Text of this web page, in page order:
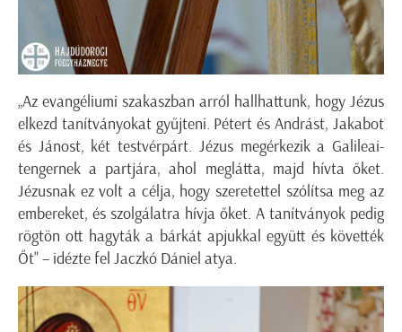
„Az evangéliumi szakaszban arról hallhattunk, hogy Jézus
elkezd tanítványokat gyűjteni. Pétert és Andrást, Jakabot
és Jánost, két testvérpárt. Jézus megérkezik a Galileai-
tengernek a partjára, ahol meglátta, majd hívta őket.
Jézusnak ez volt a célja, hogy szeretettel szólítsa meg az
embereket, és szolgálatra hívja őket. A tanítványok pedig
rögtön ott hagyták a bárkát apjukkal együtt és követték
Őt" – idézte fel Jaczkó Dániel atya.